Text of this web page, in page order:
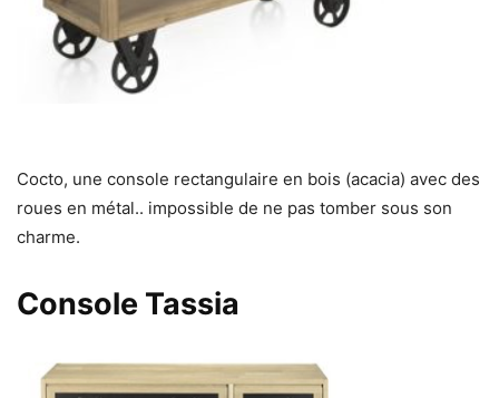
Cocto, une console rectangulaire en bois (acacia) avec des
roues en métal.. impossible de ne pas tomber sous son
charme.
Console Tassia